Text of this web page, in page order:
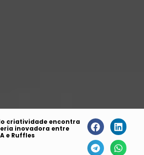
criatividade encontra
inovadora entre
e Ruffles